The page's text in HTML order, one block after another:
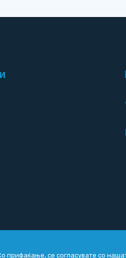
прифаќање, се согласувате со